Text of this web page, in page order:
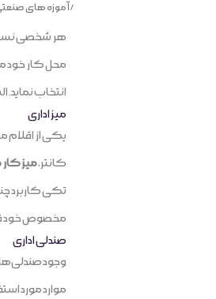
/آموزه های
هر شخصی
محل کار خود
انتخاب
میز اداری
یکی از اقلام
کانتر،میز
تکی کاربرد
مخصوص خود
صندلی اداری
وجود
موارد مورد